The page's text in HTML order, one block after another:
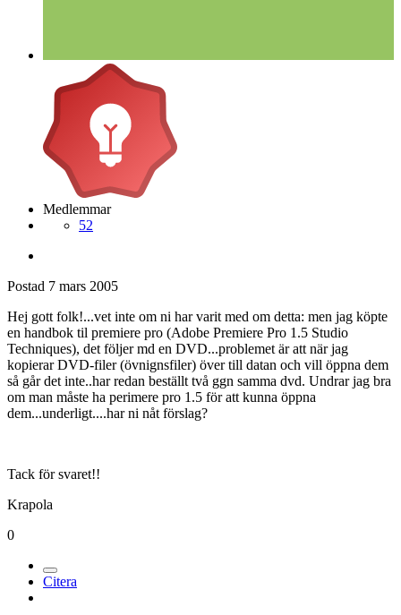
Medlemmar
52
Postad 7 mars 2005
Hej gott folk!...vet inte om ni har varit med om detta: men jag köpte
en handbok til premiere pro (Adobe Premiere Pro 1.5 Studio
Techniques), det följer md en DVD...problemet är att när jag
kopierar DVD-filer (övnignsfiler) över till datan och vill öppna dem
så går det inte..har redan beställt två ggn samma dvd. Undrar jag bra
om man måste ha perimere pro 1.5 för att kunna öppna
dem...underligt....har ni nåt förslag?
Tack för svaret!!
Krapola
0
Citera